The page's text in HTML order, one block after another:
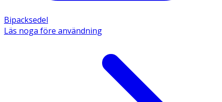
Bipacksedel
Läs noga före användning